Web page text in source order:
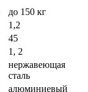
до 150 кг
1,2
45
1, 2
нержавеющая
сталь
алюминиевый